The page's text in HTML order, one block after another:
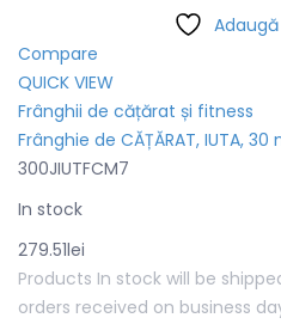
Compare
QUICK VIEW
Frânghii de cățărat și fitness
Frânghie de CĂȚĂRAT, IUTA,
300JIUTFCM7
In stock
279.51lei
Products In stock will be
orders received on business